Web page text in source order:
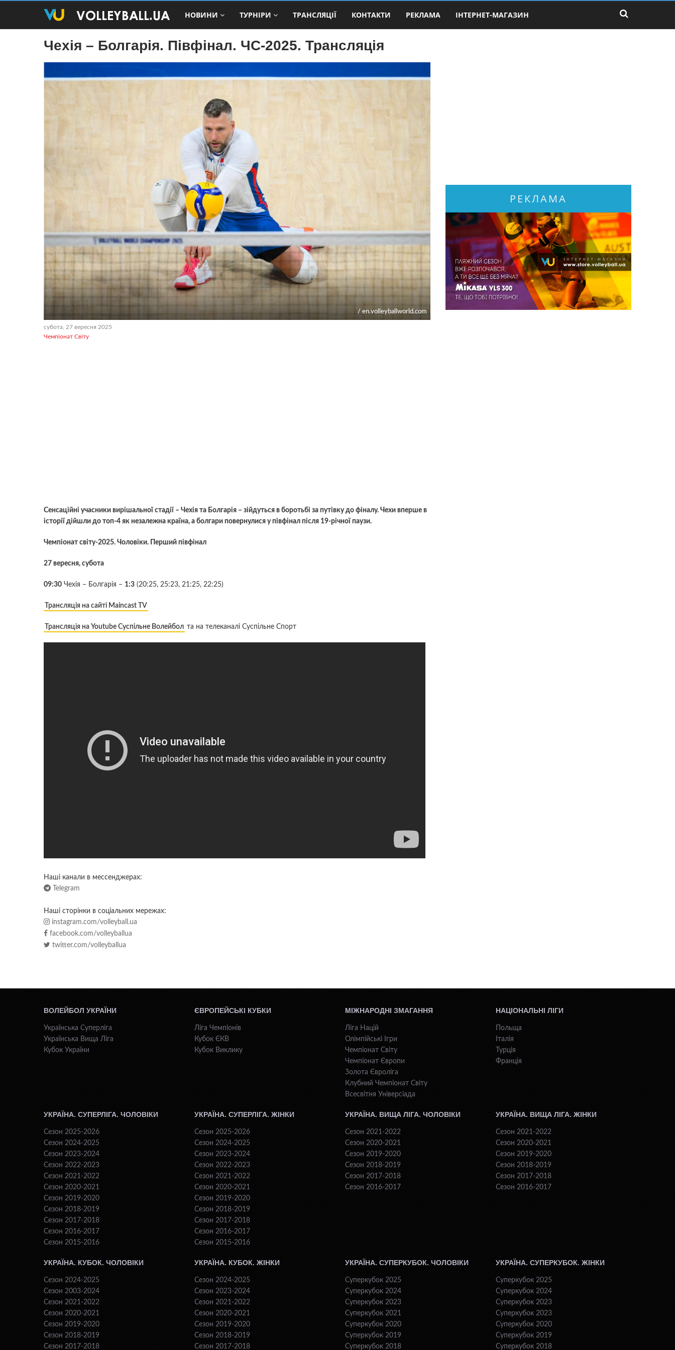
НОВИНИ ТУРНІРИ ТРАНСЛЯЦІЇ КОНТАКТИ РЕКЛАМА ІНТЕРНЕТ-МАГАЗИН
Чехія – Болгарія. Півфінал. ЧС-2025. Трансляція
/ en.volleyballworld.com
субота, 27 вересня 2025
Чемпіонат Світу
Сенсаційні учасники вирішальної стадії – Чехія та Болгарія – зійдуться в боротьбі за путівку до фіналу. Чехи вперше в
історії дійшли до топ-4 як незалежна країна, а болгари повернулися у півфінал після 19-річної паузи.
Чемпіонат світу-2025. Чоловіки. Перший півфінал
27 вересня, субота
09:30 Чехія – Болгарія – 1:3 (20:25, 25:23, 21:25, 22:25)
Трансляція на сайті Maincast TV
Трансляція на Youtube Суспільне Волейбол та на телеканалі Суспільне Спорт
Наші канали в мессенджерах:
Telegram
Наші сторінки в соціальних мережах:
instagram.com/volleyball.ua
facebook.com/volleyballua
twitter.com/volleyballua
РЕКЛАМА
ВОЛЕЙБОЛ УКРАЇНИ
Українська Суперліга
Українська Вища Ліга
Кубок України
ЄВРОПЕЙСЬКІ КУБКИ
Ліга Чемпіонів
Кубок ЄКВ
Кубок Виклику
МІЖНАРОДНІ ЗМАГАННЯ
Ліга Націй
Олімпійські Ігри
Чемпіонат Світу
Чемпіонат Європи
Золота Євроліга
Клубний Чемпіонат Світу
Всесвiтня Унiверсiaда
НАЦІОНАЛЬНІ ЛІГИ
Польща
Італія
Турція
Франція
УКРАЇНА. СУПЕРЛІГА. ЧОЛОВІКИ
Сезон 2025-2026
Сезон 2024-2025
Сезон 2023-2024
Сезон 2022-2023
Сезон 2021-2022
Сезон 2020-2021
Сезон 2019-2020
Сезон 2018-2019
Сезон 2017-2018
Сезон 2016-2017
Сезон 2015-2016
УКРАЇНА. СУПЕРЛІГА. ЖІНКИ
Сезон 2025-2026
Сезон 2024-2025
Сезон 2023-2024
Сезон 2022-2023
Сезон 2021-2022
Сезон 2020-2021
Сезон 2019-2020
Сезон 2018-2019
Сезон 2017-2018
Сезон 2016-2017
Сезон 2015-2016
УКРАЇНА. ВИЩА ЛІГА. ЧОЛОВІКИ
Сезон 2021-2022
Сезон 2020-2021
Сезон 2019-2020
Сезон 2018-2019
Сезон 2017-2018
Сезон 2016-2017
УКРАЇНА. ВИЩА ЛІГА. ЖІНКИ
Сезон 2021-2022
Сезон 2020-2021
Сезон 2019-2020
Сезон 2018-2019
Сезон 2017-2018
Сезон 2016-2017
УКРАЇНА. КУБОК. ЧОЛОВІКИ
Сезон 2024-2025
Сезон 2003-2024
Сезон 2021-2022
Сезон 2020-2021
Сезон 2019-2020
Сезон 2018-2019
Сезон 2017-2018
УКРАЇНА. КУБОК. ЖІНКИ
Сезон 2024-2025
Сезон 2023-2024
Сезон 2021-2022
Сезон 2020-2021
Сезон 2019-2020
Сезон 2018-2019
Сезон 2017-2018
УКРАЇНА. СУПЕРКУБОК. ЧОЛОВІКИ
Суперкубок 2025
Суперкубок 2024
Суперкубок 2023
Суперкубок 2021
Суперкубок 2020
Суперкубок 2019
Суперкубок 2018
УКРАЇНА. СУПЕРКУБОК. ЖІНКИ
Суперкубок 2025
Суперкубок 2024
Суперкубок 2023
Суперкубок 2023
Суперкубок 2020
Суперкубок 2019
Суперкубок 2018